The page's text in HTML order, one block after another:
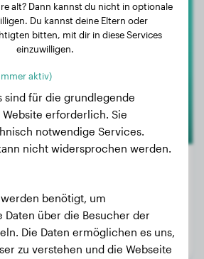
Brownie
2 Jahre, 2 Monate
Hündinn
alt? Dann kannst du nicht in optionale
Du kannst deine Eltern oder
bitten, mit dir in diese Services
einzuwilligen.
aktiv)
sind für die grundlegende
erforderlich. Sie
notwendige Services.
nicht widersprochen werden.
benötigt, um
Daten über die Besucher der
Die Daten ermöglichen es uns,
zu verstehen und die Webseite